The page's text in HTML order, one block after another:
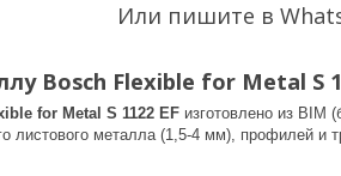
Или пишите в
Bosch Flexible for Metal S
for Metal S 1122 EF изготовлено из BIM
листового металла (1,5-4 мм), профилей